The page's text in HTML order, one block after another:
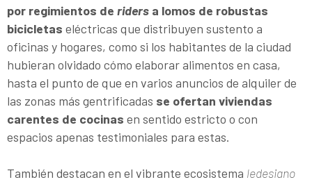
por regimientos de riders a lomos de robustas
bicicletas eléctricas que distribuyen sustento a
oficinas y hogares, como si los habitantes de la ciudad
hubieran olvidado cómo elaborar alimentos en casa,
hasta el punto de que en varios anuncios de alquiler de
las zonas más gentrificadas se ofertan viviendas
carentes de cocinas en sentido estricto o con
espacios apenas testimoniales para estas.
También destacan en el vibrante ecosistema ledesiano